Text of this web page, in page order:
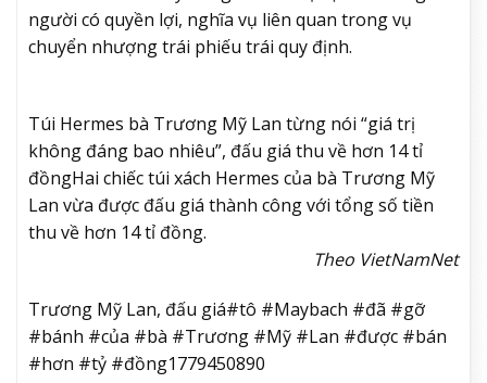
người có quyền lợi, nghĩa vụ liên quan trong vụ
chuyển nhượng trái phiếu trái quy định.
Túi Hermes bà Trương Mỹ Lan từng nói “giá trị
không đáng bao nhiêu”, đấu giá thu về hơn 14 tỉ
đồngHai chiếc túi xách Hermes của bà Trương Mỹ
Lan vừa được đấu giá thành công với tổng số tiền
thu về hơn 14 tỉ đồng.
Theo VietNamNet
Trương Mỹ Lan, đấu giá#tô #Maybach #đã #gỡ
#bánh #của #bà #Trương #Mỹ #Lan #được #bán
#hơn #tỷ #đồng1779450890